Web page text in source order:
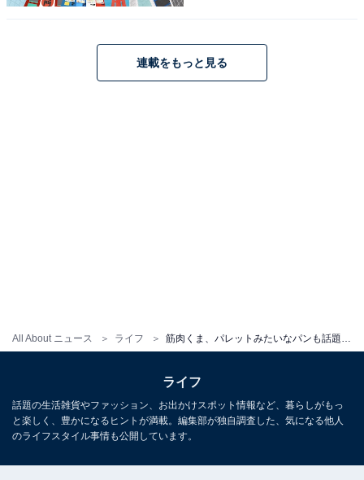
All About ニュース ライフ 筋肉くま、パレットみたいなパンも話題に！ ヒットメーカー・Ranさんが作る「イラストパン」って何だ？
連載をもっと見る
ライフ
話題の生活雑貨やファッション、お出かけスポット情報など、暮らしがもっ
と楽しく、豊かになるヒントが満載。編集部が独自調査した、気になる他人
のライフスタイル事情も公開しています。